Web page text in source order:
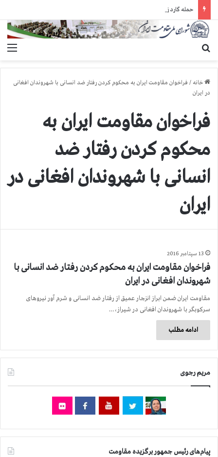
خانه / فراخوان مقاومت ایران به محكوم كردن رفتار ضد انسانی با شهروندان افغانی
در ایران
فراخوان مقاومت ایران به
محكوم كردن رفتار ضد
انسانی با شهروندان افغانی در
ایران
13 سپتامبر 2016
فراخوان مقاومت ایران به محكوم كردن رفتار ضد انسانی با
شهروندان افغانی در ایران
مقاومت ایران ضمن ابراز انزجار عمیق از رفتار ضد انسانی و شرم آور نیروهای
سركوبگر با شهروندان افغانی در شیراز،…
ادامه مطلب
مریم رجوی
پیام‌های رئیس جمهور برگزیده مقاومت